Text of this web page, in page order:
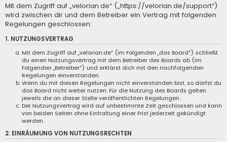
Mit dem Zugriff auf „velorian.de“ („https://velorian.de/support“)
wird zwischen dir und dem Betreiber ein Vertrag mit folgenden
Regelungen geschlossen:
1. NUTZUNGSVERTRAG
Mit dem Zugriff auf „velorian.de“ (im Folgenden „das Board“) schließt
du einen Nutzungsvertrag mit dem Betreiber des Boards ab (im
Folgenden „Betreiber“) und erklärst dich mit den nachfolgenden
Regelungen einverstanden.
Wenn du mit diesen Regelungen nicht einverstanden bist, so darfst du
das Board nicht weiter nutzen. Für die Nutzung des Boards gelten
jeweils die an dieser Stelle veröffentlichten Regelungen.
Der Nutzungsvertrag wird auf unbestimmte Zeit geschlossen und kann
von beiden Seiten ohne Einhaltung einer Frist jederzeit gekündigt
werden.
2. EINRÄUMUNG VON NUTZUNGSRECHTEN